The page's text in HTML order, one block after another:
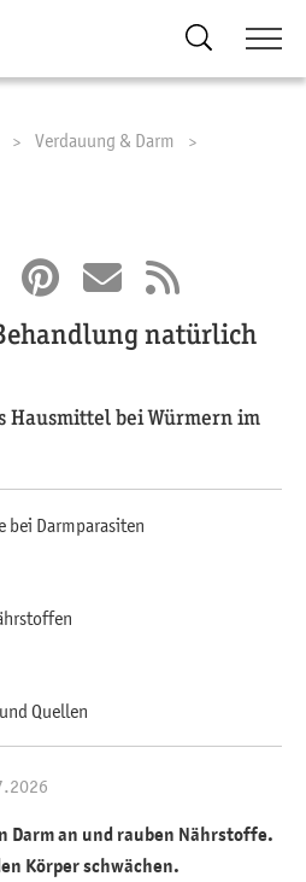
Verdauung & Darm
natürlich
Hausmittel bei Würmern im
bei Darmparasiten
Quellen
Darm an und rauben Nährstoffe.
Körper schwächen.